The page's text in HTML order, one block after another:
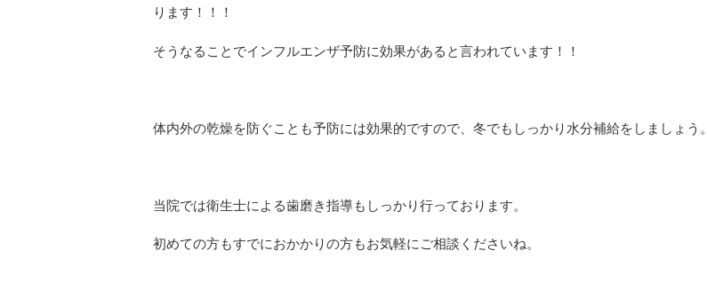
ります！！！
そうなることでインフルエンザ予防に効果があると言われています！！
体内外の乾燥を防ぐことも予防には効果的ですので、冬でもしっかり水分補給をしましょう。
当院では衛生士による歯磨き指導もしっかり行っております。
初めての方もすでにおかかりの方もお気軽にご相談くださいね。